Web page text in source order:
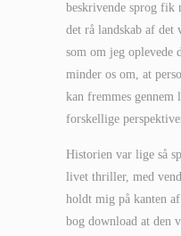
beskrivende sprog
det rå landskab af det
som om jeg oplevede
minder os om, at
kan fremmes
forskellige
Historien var lige så
livet thriller, med
holdt mig på kanten
bog download at den